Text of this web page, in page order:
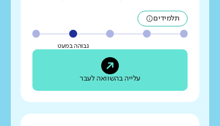
תלמידים
גבוהה במעט
עלייה בהשוואה לעבר